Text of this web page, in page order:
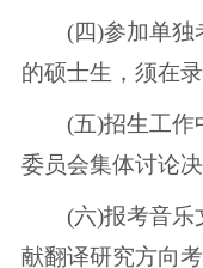
(四)参加单独考
的硕士生，须在
(五)招生工作
委员会集体讨论决
(六)报考音乐
献翻译研究方向